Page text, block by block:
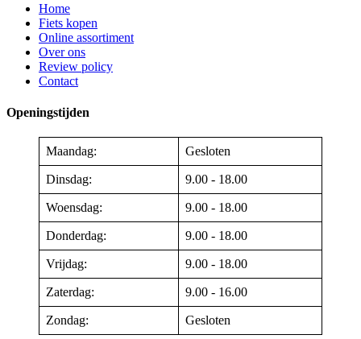
Home
Fiets kopen
Online assortiment
Over ons
Review policy
Contact
Openingstijden
Maandag: Gesloten
Dinsdag: 9.00 - 18.00
Woensdag: 9.00 - 18.00
Donderdag: 9.00 - 18.00
Vrijdag: 9.00 - 18.00
Zaterdag: 9.00 - 16.00
Zondag: Gesloten